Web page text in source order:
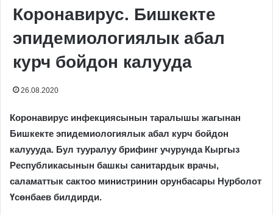
Коронавирус. Бишкекте
эпидемиологиялык абал
курч бойдон калууда
26.08.2020
Коронавирус инфекциясынын таралышы жагынан
Бишкекте эпидемиологиялык абал курч бойдон
калуууда. Бул тууралуу брифинг учурунда Кыргыз
Республикасынын башкы санитардык врачы,
саламаттык сактоо министринин орунбасары Нурболот
Үсөнбаев билдирди.